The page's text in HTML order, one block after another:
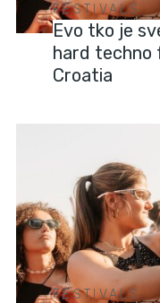
FESTIVALS
Evo tko je
hard techno
Croatia
FESTIVALS